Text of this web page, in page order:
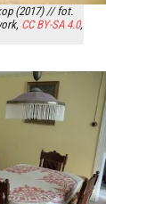
(2017) // fot.
, CC BY-SA 4.0,